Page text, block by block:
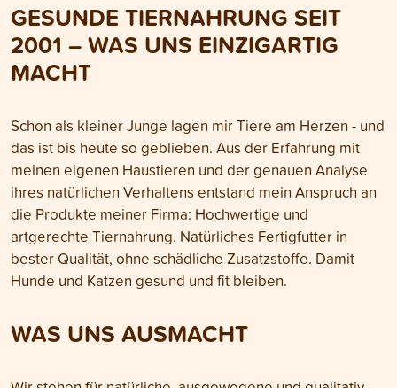
GESUNDE TIERNAHRUNG SEIT
2001 – WAS UNS EINZIGARTIG
MACHT
Schon als kleiner Junge lagen mir Tiere am Herzen - und
das ist bis heute so geblieben. Aus der Erfahrung mit
meinen eigenen Haustieren und der genauen Analyse
ihres natürlichen Verhaltens entstand mein Anspruch an
die Produkte meiner Firma: Hochwertige und
artgerechte Tiernahrung. Natürliches Fertigfutter in
bester Qualität, ohne schädliche Zusatzstoffe. Damit
Hunde und Katzen gesund und fit bleiben.
WAS UNS AUSMACHT